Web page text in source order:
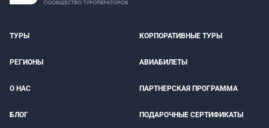
ТУРЫ КОРПОРАТИВНЫЕ ТУРЫ
РЕГИОНЫ АВИАБИЛЕТЫ
О НАС ПАРТНЕРСКАЯ ПРОГРАММА
БЛОГ ПОДАРОЧНЫЕ СЕРТИФИКАТЫ